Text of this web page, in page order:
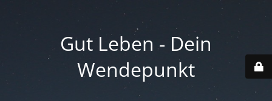
Gut Leben - Dein
Wendepunkt